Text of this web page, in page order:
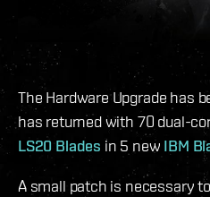
The Hardware Upgrade has
has returned with 70 dual-
LS20 Blades in 5 new IBM
A small patch is necessary